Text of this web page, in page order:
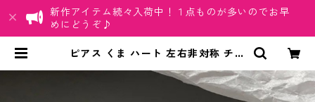
新作アイテム続々入荷中！１点ものが多いのでお早
めにどうぞ♪
ピアス くま ハート 左右非対称 チャ
ディースアクセサリー | ちゅらネッ
ト「にふぇーでーびる」